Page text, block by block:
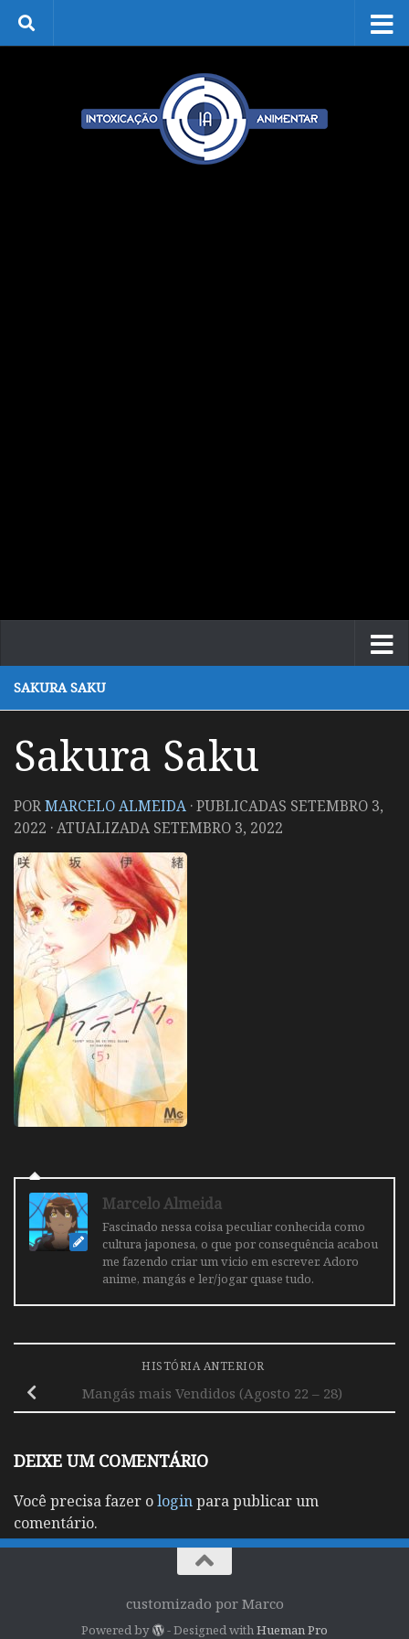
Skip to content
SAKURA SAKU
Sakura Saku
PORMARCELO ALMEIDA · PUBLICADAS SETEMBRO 3,
2022 · ATUALIZADA SETEMBRO 3, 2022
Marcelo Almeida
Fascinado nessa coisa peculiar conhecida como
cultura japonesa, o que por consequência acabou
me fazendo criar um vicio em escrever. Adoro
anime, mangás e ler/jogar quase tudo.
HISTÓRIA ANTERIOR
Mangás mais Vendidos (Agosto 22 – 28)
DEIXE UM COMENTÁRIO
Você precisa fazer ologinpara publicar um
comentário.
customizado por Marco
Powered by - Designed withHueman Pro